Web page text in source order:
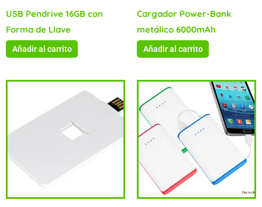
USB Pendrive 16GB con
Forma de Llave
Añadir al carrito
Cargador Power-Bank
metálico 6000mAh
Añadir al carrito